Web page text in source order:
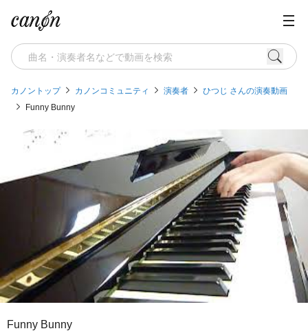
カノントップ カノンコミュニティ 演奏者
ひつじ さんの演奏動画
Funny Bunny
Funny Bunny